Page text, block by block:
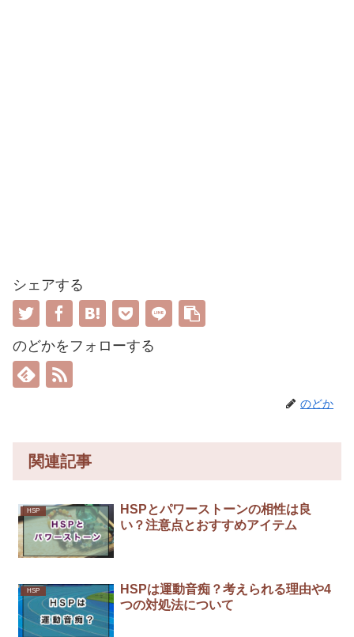
シェアする
のどかをフォローする
のどか
関連記事
HSP
HSPとパワーストーンの相性は良
い？注意点とおすすめアイテム
HSP
HSPは運動音痴？考えられる理由や4
つの対処法について